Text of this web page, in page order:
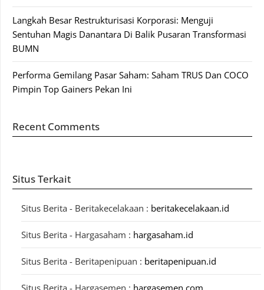
Langkah Besar Restrukturisasi Korporasi: Menguji
Sentuhan Magis Danantara Di Balik Pusaran Transformasi
BUMN
Performa Gemilang Pasar Saham: Saham TRUS Dan COCO
Pimpin Top Gainers Pekan Ini
Recent Comments
Situs Terkait
Situs Berita - Beritakecelakaan : beritakecelakaan.id
Situs Berita - Hargasaham : hargasaham.id
Situs Berita - Beritapenipuan : beritapenipuan.id
Situs Berita - Hargasemen : hargasemen.com